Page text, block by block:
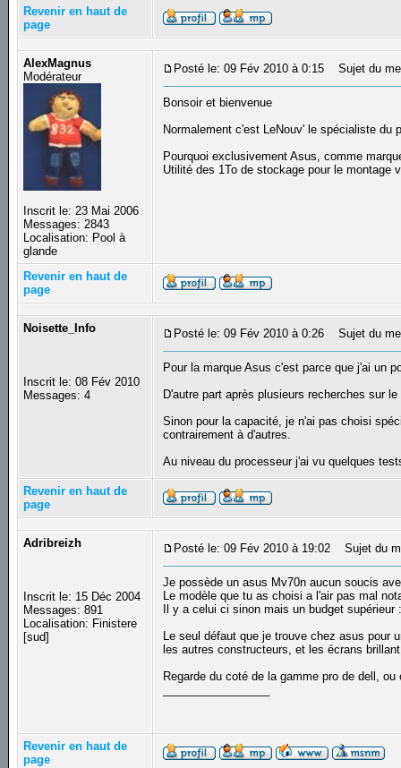
Revenir en haut de
page
AlexMagnus
Modérateur
Inscrit le: 23 Mai 2006
Messages: 2843
Localisation: Pool à
glande
Posté le: 09 Fév 2010 à 0:15 Sujet du
Bonsoir et bienvenue
Normalement c'est LeNouv' le spécialiste du
Pourquoi exclusivement Asus, comme
Utilité des 1To de stockage pour le montage
Revenir en haut de
page
Noisette_Info
Inscrit le: 08 Fév 2010
Messages: 4
Posté le: 09 Fév 2010 à 0:26 Sujet du
Pour la marque Asus c'est parce que j'ai un
D'autre part après plusieurs recherches sur
Sinon pour la capacité, je n'ai pas choisi
contrairement à d'autres.
Au niveau du processeur j'ai vu quelques
Revenir en haut de
page
Adribreizh
Inscrit le: 15 Déc 2004
Messages: 891
Localisation: Finistere
[sud]
Posté le: 09 Fév 2010 à 19:02 Sujet du
Je possède un asus Mv70n aucun soucis
Le modèle que tu as choisi a l'air pas mal
Il y a celui ci sinon mais un budget
Le seul défaut que je trouve chez asus pour
les autres constructeurs, et les écrans
Regarde du coté de la gamme pro de dell,
Revenir en haut de
page